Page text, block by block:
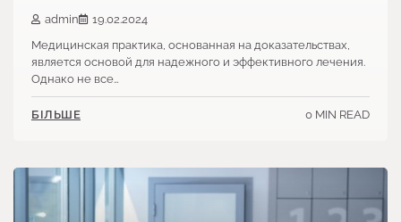
admin
19.02.2024
Медицинская практика, основанная на доказательствах,
является основой для надежного и эффективного лечения.
Однако не все…
БІЛЬШЕ 0 MIN READ